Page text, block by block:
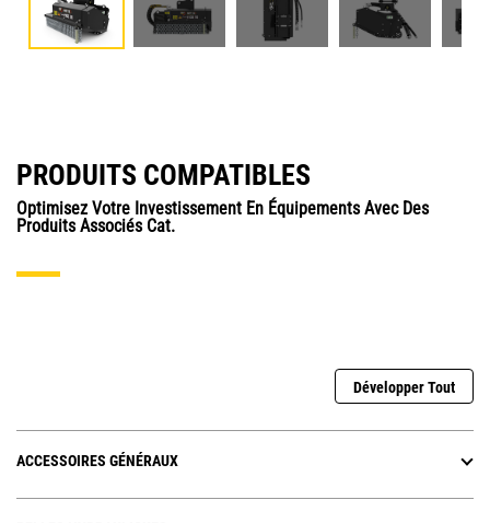
PRODUITS COMPATIBLES
Optimisez Votre Investissement En Équipements Avec Des
Produits Associés Cat.
Développer Tout
ACCESSOIRES GÉNÉRAUX